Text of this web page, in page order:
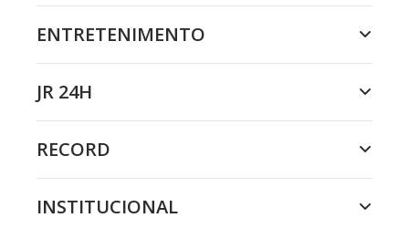
ENTRETENIMENTO
JR 24H
RECORD
INSTITUCIONAL